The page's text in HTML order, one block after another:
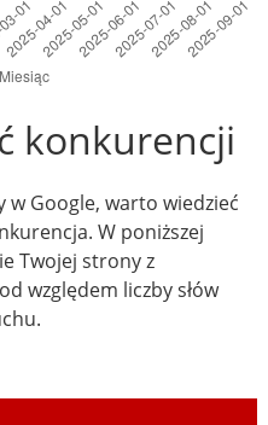
konkurencji
w Google, warto wiedzieć
W poniższej
Twojej strony z
względem liczby słów